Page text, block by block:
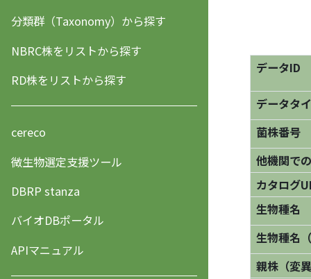
分類群（Taxonomy）から探す
NBRC株をリストから探す
RD株をリストから探す
cereco
微生物選定支援ツール
DBRP stanza
バイオDBポータル
APIマニュアル
データID
データタ
菌株番号
他機関で
カタログ
生物種名
生物種名
親株（変